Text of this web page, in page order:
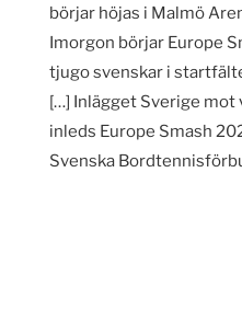
börjar höjas i Malmö
Imorgon börjar Europe
tjugo svenskar i
[…] Inlägget Sverige
inleds Europe Smash
Svenska